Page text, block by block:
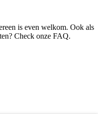
is even welkom. Ook als
Check onze FAQ.